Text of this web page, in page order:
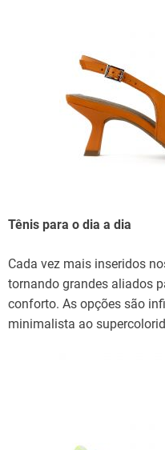
Tênis para o dia a dia
Cada vez mais inseridos
tornando grandes aliados
conforto. As opções são
minimalista ao